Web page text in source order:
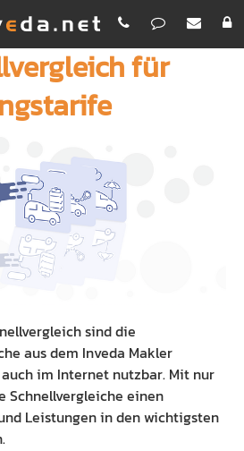
für
sind die
aus dem Inveda Makler
im Internet nutzbar. Mit nur
Schnellvergleiche einen
Leistungen in den wichtigsten